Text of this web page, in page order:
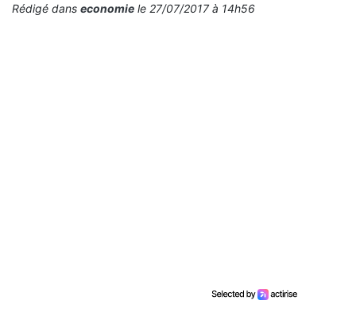
Rédigé dans economie le 27/07/2017 à 14h56